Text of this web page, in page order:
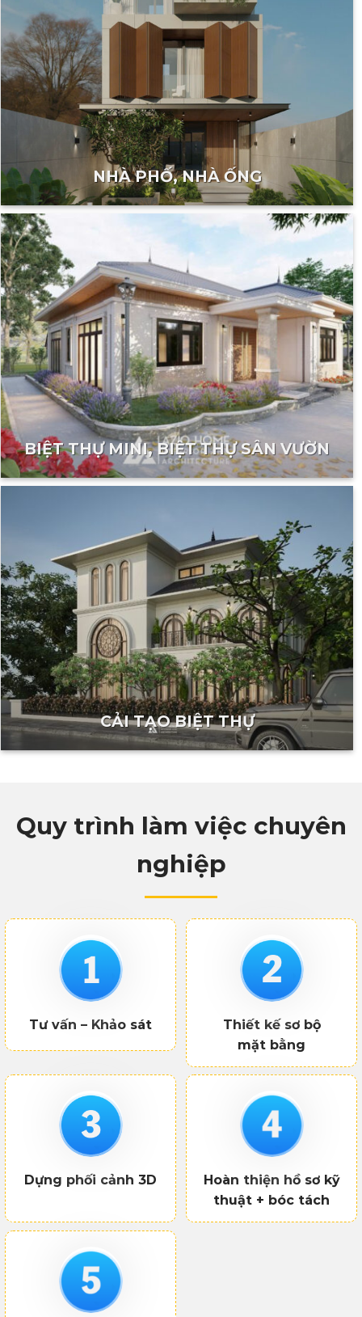
NHÀ PHỐ, NHÀ ỐNG
BIỆT THỰ MINI, BIỆT THỰ SÂN VƯỜN
CẢI TẠO BIỆT THỰ
Quy trình làm việc chuyên
nghiệp
Tư vấn – Khảo sát
Thiết kế sơ bộ
mặt bằng
Dựng phối cảnh 3D
Hoàn thiện hồ sơ kỹ
thuật + bóc tách